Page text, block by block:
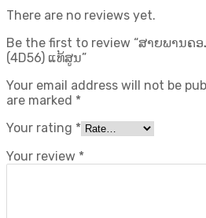
There are no reviews yet.
Be the first to review “ສາຍພານຄ
(4D56) ແທ້ສູນ”
Your email address will not be
are marked *
Your rating *
Your review *